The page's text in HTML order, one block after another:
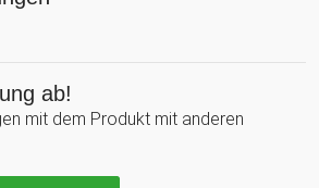
ab!
mit dem Produkt mit anderen